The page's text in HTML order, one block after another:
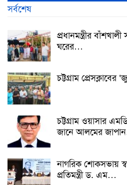
সর্বশেষ
প্রধানমন্ত্রীর
ঘরের…
চট্টগ্রাম
চট্টগ্রাম ওয়াসার
জানে আলমের
নাগরিক শোকসভায়
প্রতিমন্ত্রী ড. এম…